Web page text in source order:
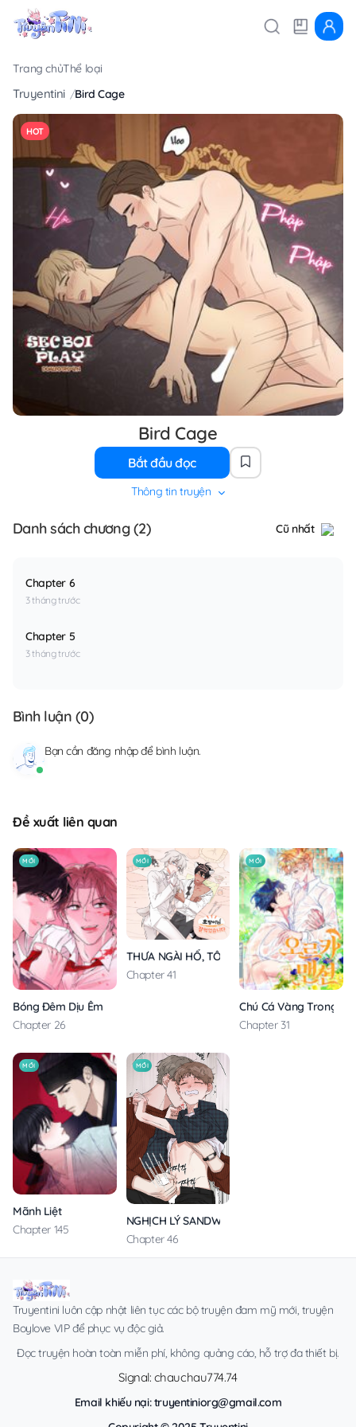
Trang chủThể loại
Truyentini Bird Cage
HOT
Bird Cage
Bắt đầu đọc
Thông tin truyện
Danh sách chương (2) Cũ nhất
Chapter 6
3 tháng trước
Chapter 5
3 tháng trước
Bình luận (0)
Bạn cần đăng nhậpđể bình luận.
Đề xuất liên quan
MỚI
Bóng Đêm Dịu Êm
Chapter 26
MỚI
THƯA NGÀI HỔ, TÔI ĐÃ ĂN RẤT NGON MIỆNG
Chapter 41
MỚI
Chú Cá Vàng Trong
Chapter 31
MỚI
Mãnh Liệt
Chapter 145
MỚI
NGHỊCH LÝ SANDWICH
Chapter 46
Truyentini luôn cập nhật liên tục các bộ truyện đam mỹ mới, truyện
Boylove VIP để phục vụ độc giả.
Đọc truyện hoàn toàn miễn phí, không quảng cáo, hỗ trợ đa thiết bị.
Signal: chauchau774.74
Email khiếu nại:truyentiniorg@gmail.com